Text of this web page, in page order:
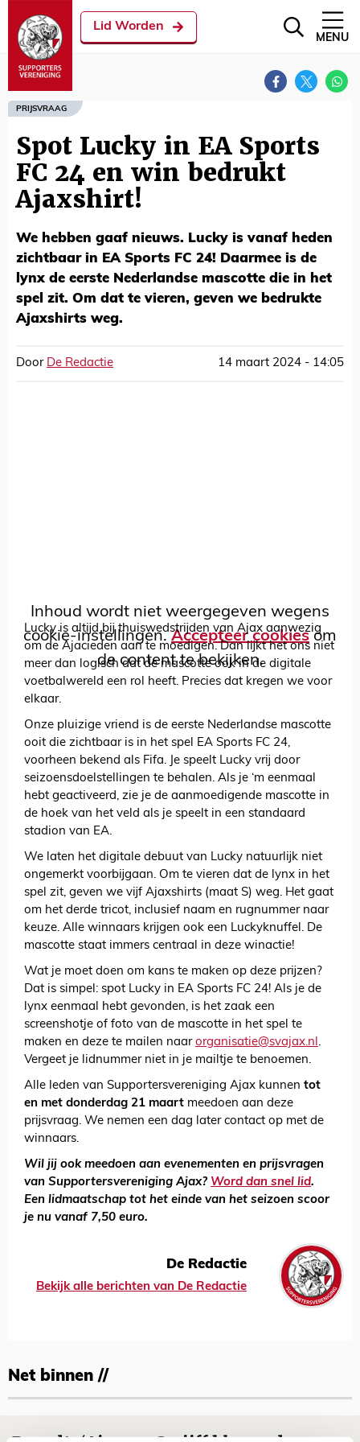
Lid Worden
MENU
PRIJSVRAAG
Spot Lucky in EA Sports
FC 24 en win bedrukt
Ajaxshirt!
We hebben gaaf nieuws. Lucky is vanaf heden
zichtbaar in EA Sports FC 24! Daarmee is de
lynx de eerste Nederlandse mascotte die in het
spel zit. Om dat te vieren, geven we bedrukte
Ajaxshirts weg.
Door De Redactie 14 maart 2024 - 14:05
Inhoud wordt niet weergegeven wegens
cookie-instellingen.Accepteer cookiesom
de content te bekijken.
Lucky is altijd bij thuiswedstrijden van Ajax aanwezig
om de Ajacieden aan te moedigen. Dan lijkt het ons niet
meer dan logisch dat de mascotte ook in de digitale
voetbalwereld een rol heeft. Precies dat kregen we voor
elkaar.
Onze pluizige vriend is de eerste Nederlandse mascotte
ooit die zichtbaar is in het spel EA Sports FC 24,
voorheen bekend als Fifa. Je speelt Lucky vrij door
seizoensdoelstellingen te behalen. Als je ‘m eenmaal
hebt geactiveerd, zie je de aanmoedigende mascotte in
de hoek van het veld als je speelt in een standaard
stadion van EA.
We laten het digitale debuut van Lucky natuurlijk niet
ongemerkt voorbijgaan. Om te vieren dat de lynx in het
spel zit, geven we vijf Ajaxshirts (maat S) weg. Het gaat
om het derde tricot, inclusief naam en rugnummer naar
keuze. Alle winnaars krijgen ook een Luckyknuffel. De
mascotte staat immers centraal in deze winactie!
Wat je moet doen om kans te maken op deze prijzen?
Dat is simpel: spot Lucky in EA Sports FC 24! Als je de
lynx eenmaal hebt gevonden, is het zaak een
screenshotje of foto van de mascotte in het spel te
maken en deze te mailen naar organisatie@svajax.nl .
Vergeet je lidnummer niet in je mailtje te benoemen.
Alle leden van Supportersvereniging Ajax kunnen tot
en met donderdag 21 maart meedoen aan deze
prijsvraag. We nemen een dag later contact op met de
winnaars.
Wil jij ook meedoen aan evenementen en prijsvragen
van Supportersvereniging Ajax? Word dan snel lid.
Een lidmaatschap tot het einde van het seizoen scoor
je nu vanaf 7,50 euro.
De Redactie
Bekijk alle berichten van De Redactie
Net binnen //